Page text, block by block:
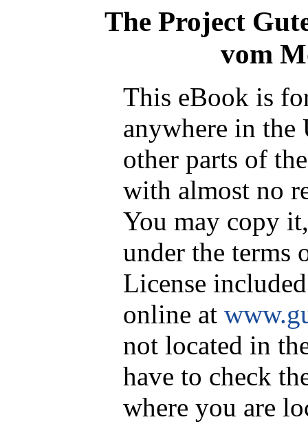
The Project
vom
This eBook is
anywhere in the
other parts of
with almost no
You may copy
under the terms
License
online at
not located in
have to check
where you are